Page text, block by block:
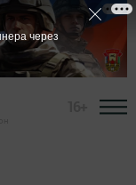
через